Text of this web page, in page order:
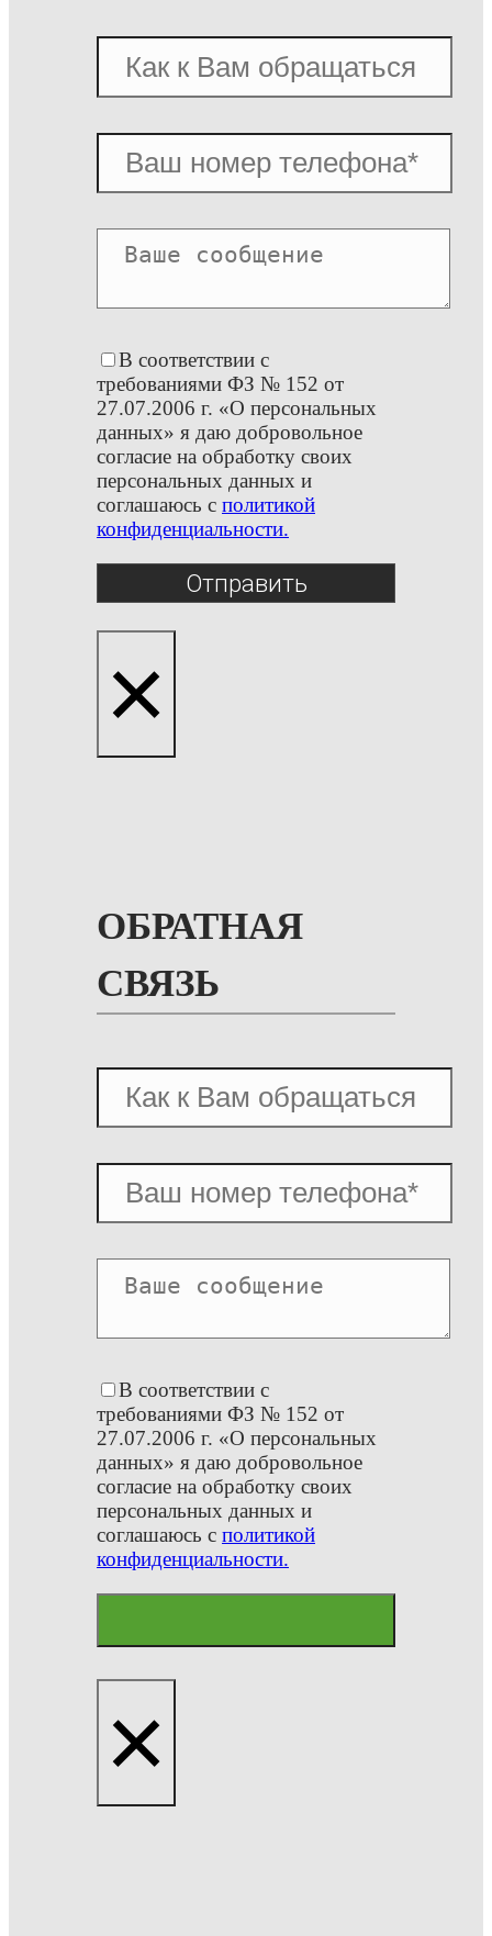
В соответствии с
требованиями ФЗ № 152 от
27.07.2006 г. «О персональных
данных» я даю добровольное
согласие на обработку своих
персональных данных и
соглашаюсь с политикой
конфиденциальности.
Отправить
×
ОБРАТНАЯ
СВЯЗЬ
В соответствии с
требованиями ФЗ № 152 от
27.07.2006 г. «О персональных
данных» я даю добровольное
согласие на обработку своих
персональных данных и
соглашаюсь с политикой
конфиденциальности.
×